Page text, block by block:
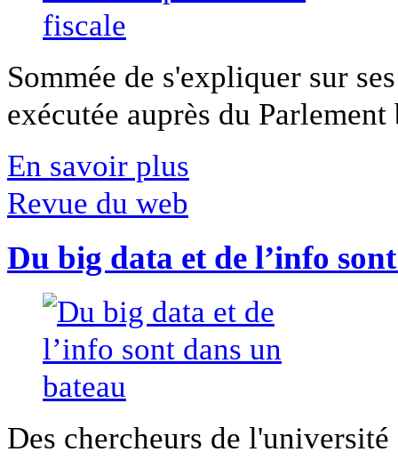
Sommée de s'expliquer sur
exécutée auprès du
En savoir plus
Revue du web
Du big data et de l’info
Des chercheurs de